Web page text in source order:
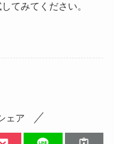
てみてください。
ェア